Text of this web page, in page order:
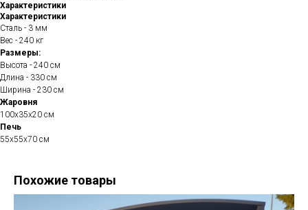
Характеристики
Характеристики
Сталь - 3 мм
Вес - 240 кг
Размеры:
Высота - 240 см
Длина - 330 см
Ширина - 230 см
Жаровня
100х35х20 см
Печь
55х55х70 см
Похожие товары